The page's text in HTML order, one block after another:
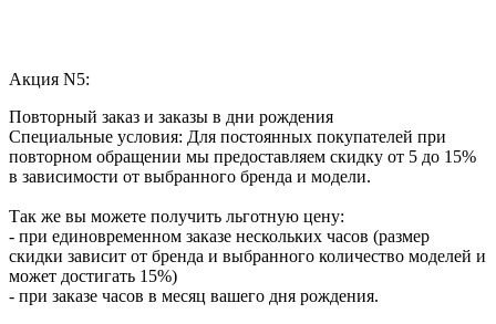
Акция N5:
Повторный заказ и заказы в дни рождения
Специальные условия: Для постоянных покупателей при
повторном обращении мы предоставляем скидку от 5 до 15%
в зависимости от выбранного бренда и модели.
Так же вы можете получить льготную цену:
- при единовременном заказе нескольких часов (размер
скидки зависит от бренда и выбранного количество моделей и
может достигать 15%)
- при заказе часов в месяц вашего дня рождения.